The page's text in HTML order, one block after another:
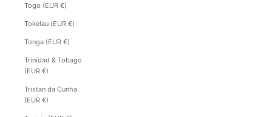
Togo (EUR €)
Tokelau (EUR €)
Tonga (EUR €)
Trinidad & Tobago
(EUR €)
Tristan da Cunha
(EUR €)